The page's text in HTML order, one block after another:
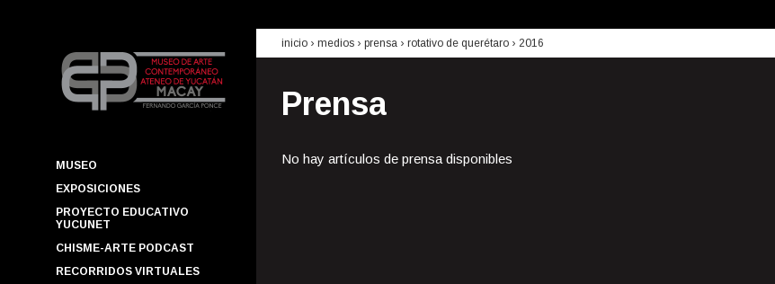
MUSEO
EXPOSICIONES
PROYECTO EDUCATIVO
YUCUNET
CHISME-ARTE PODCAST
RECORRIDOS VIRTUALES
inicio › medios › prensa › rotativo de querétaro › 2016
Prensa
No hay artículos de prensa disponibles